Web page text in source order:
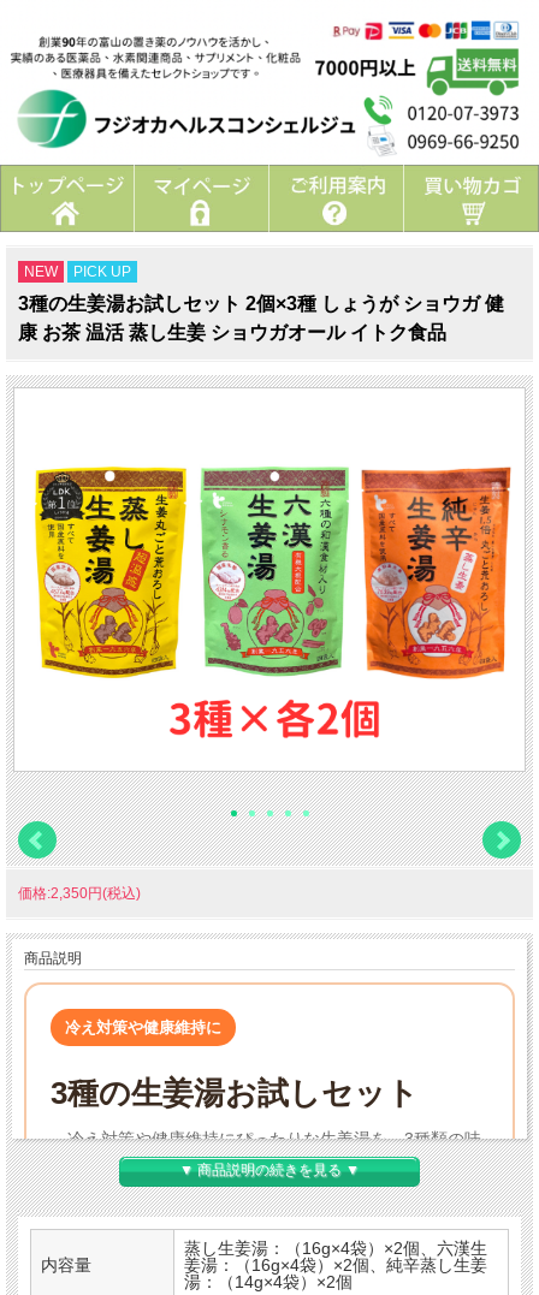
NEW PICK UP
3種の生姜湯お試しセット 2個×3種 しょうが ショウガ 健
康 お茶 温活 蒸し生姜 ショウガオール イトク食品
価格:2,350円(税込)
商品説明
冷え対策や健康維持に
3種の生姜湯お試しセット
冷え対策や健康維持にぴったりな生姜湯を、3種類の味
でお楽しみいただけるお得なセットです。気分や体調に合
わせてお選びいただけます。
蒸し生姜・和漢ブレンド・純辛、それぞれに異なる
▼ 商品説明の続きを見る ▼
内容量
蒸し生姜湯：（16g×4袋）×2個、六漢生
姜湯：（16g×4袋）×2個、純辛蒸し生姜
湯：（14g×4袋）×2個